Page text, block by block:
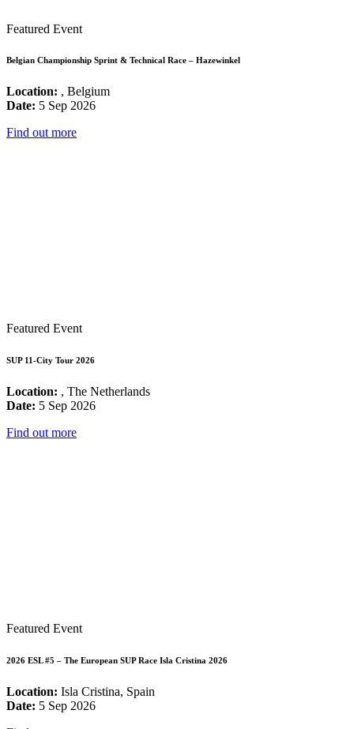
Featured Event
Belgian Championship Sprint & Technical Race – Hazewinkel
Location: , Belgium
Date: 5 Sep 2026
Find out more
Featured Event
SUP 11-City Tour 2026
Location: , The Netherlands
Date: 5 Sep 2026
Find out more
Featured Event
2026 ESL #5 – The European SUP Race Isla Cristina 2026
Location: Isla Cristina, Spain
Date: 5 Sep 2026